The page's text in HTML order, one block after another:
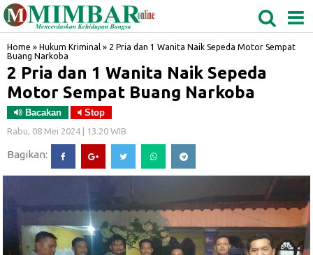
BIDANGRO
Home » Hukum Kriminal » 2 Pria dan 1 Wanita Naik Sepeda Motor Sempat
Buang Narkoba
2 Pria dan 1 Wanita Naik Sepeda
Motor Sempat Buang Narkoba
Bacakan Stop
Rabu, 08 Mei 2024 | 13.20 WIB
Bagikan: